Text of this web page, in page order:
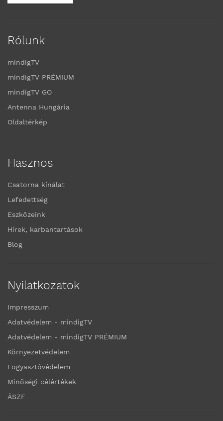
Rólunk
mindigTV
mindigTV PRÉMIUM
mindigTV GO
Antenna Hungária
Oldaltérkép
Hasznos
Csatorna kínálat
Lefedettség
Eszközeink
Hírek, karbantartások
Blog
Nyilatkozatok
Impresszum
Adatvédelem - mindigTV
Adatvédelem - mindigTV PRÉMIUM
Környezetvédelem
Fogyasztóvédelem
Minőségi célértékek
ÁSZF